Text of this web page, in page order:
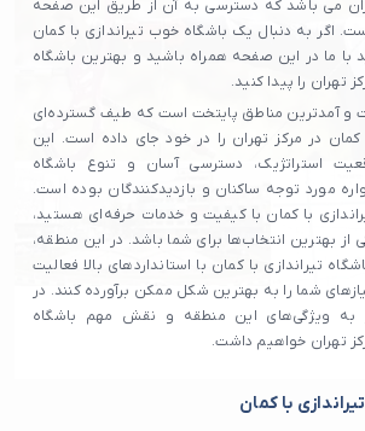
می باشد که دسترسی به آن از طریق این صفحه
اگر به دنبال یک باشگاه خوب تیراندازی با کمان
با ما در این صفحه همراه باشید و بهترین باشگاه
تهران را پیدا کنید.
و آمدترین مناطق پایتخت است که طیف گسترده‌ای
کمان در مرکز تهران را در خود جای داده است. این
استراتژیک، دسترسی آسان و تنوع باشگاه
مورد توجه ساکنان و بازدیدکنندگان بوده است.
با کمان با کیفیت و خدمات حرفه‌ای هستید،
از بهترین انتخاب‌ها برای شما باشد. در این منطقه،
تیراندازی با کمان با استانداردهای بالا فعالیت
شما را به بهترین شکل ممکن برآورده کنند. در
به ویژگی‌های این منطقه و نقش مهم باشگاه
تهران خواهیم داشت.
با کمان